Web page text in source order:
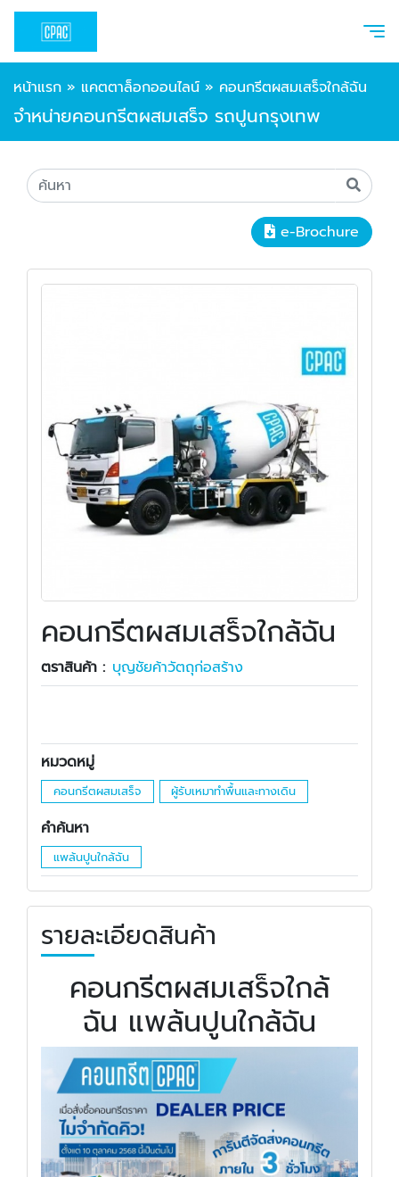
หน้าแรก » แคตตาล็อกออนไลน์ » คอนกรีตผสมเสร็จใกล้ฉัน
จำหน่ายคอนกรีตผสมเสร็จ รถปูนกรุงเทพ
e-Brochure
คอนกรีตผสมเสร็จใกล้ฉัน
ตราสินค้า : บุญชัยค้าวัตถุก่อสร้าง
หมวดหมู่
คอนกรีตผสมเสร็จ ผู้รับเหมาทำพื้นและทางเดิน
คำค้นหา
แพล้นปูนใกล้ฉัน
รายละเอียดสินค้า
คอนกรีตผสมเสร็จใกล้
ฉัน แพล้นปูนใกล้ฉัน